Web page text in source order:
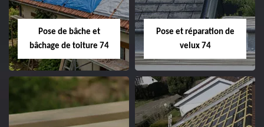
Pose de bâche et
bâchage de toiture 74
Pose et réparation de
velux 74